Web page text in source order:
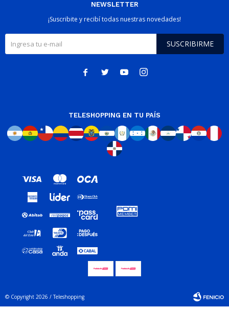
NEWSLETTER
¡Suscribite y recibí todas nuestras novedades!
SUSCRIBIRME
   
TELESHOPPING EN TU PAÍS
© Copyright 2026 / Teleshopping